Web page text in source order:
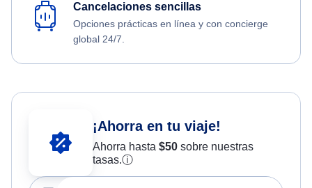
Cancelaciones sencillas
Opciones prácticas en línea y con concierge
global 24/7.
¡Ahorra en tu viaje!
Ahorra hasta $50sobre nuestras
tasas.ⓘ